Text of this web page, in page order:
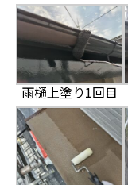
雨樋上塗り1回目